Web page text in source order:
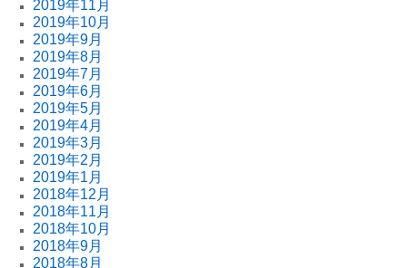
2019年11月
2019年10月
2019年9月
2019年8月
2019年7月
2019年6月
2019年5月
2019年4月
2019年3月
2019年2月
2019年1月
2018年12月
2018年11月
2018年10月
2018年9月
2018年8月